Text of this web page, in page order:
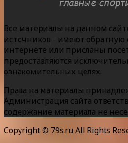
Все материалы на данном
источников - имеют обратную
интернете или присланы
предоставляются
ознакомительных целях.
Права на материалы
Администрация сайта
содержание материала не
Copyright © 79s.ru All Rights